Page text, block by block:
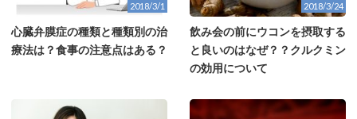
2018/3/1
心臓弁膜症の種類と種類別の治
療法は？食事の注意点はある？
2018/3/24
飲み会の前にウコンを摂取する
と良いのはなぜ？？クルクミン
の効用について